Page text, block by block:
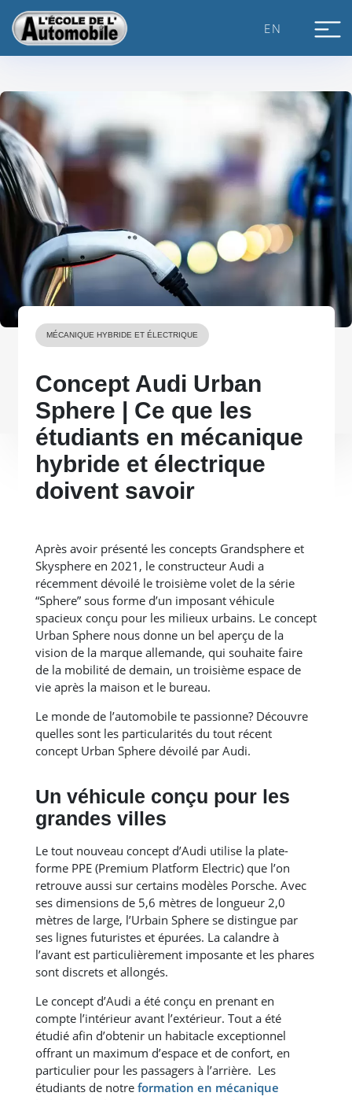
content
EN
MÉCANIQUE HYBRIDE ET ÉLECTRIQUE
Concept Audi Urban
Sphere | Ce que les
étudiants en mécanique
hybride et électrique
doivent savoir
Après avoir présenté les concepts Grandsphere et
Skysphere en 2021, le constructeur Audi a
récemment dévoilé le troisième volet de la série
“Sphere” sous forme d’un imposant véhicule
spacieux conçu pour les milieux urbains. Le concept
Urban Sphere nous donne un bel aperçu de la
vision de la marque allemande, qui souhaite faire
de la mobilité de demain, un troisième espace de
vie après la maison et le bureau.
Le monde de l’automobile te passionne? Découvre
quelles sont les particularités du tout récent
concept Urban Sphere dévoilé par Audi.
Un véhicule conçu pour les
grandes villes
Le tout nouveau concept d’Audi utilise la plate-
forme PPE (Premium Platform Electric) que l’on
retrouve aussi sur certains modèles Porsche. Avec
ses dimensions de 5,6 mètres de longueur 2,0
mètres de large, l’Urbain Sphere se distingue par
ses lignes futuristes et épurées. La calandre à
l’avant est particulièrement imposante et les phares
sont discrets et allongés.
Le concept d’Audi a été conçu en prenant en
compte l’intérieur avant l’extérieur. Tout a été
étudié afin d’obtenir un habitacle exceptionnel
offrant un maximum d’espace et de confort, en
particulier pour les passagers à l’arrière. Les
étudiants de notre formation en mécanique